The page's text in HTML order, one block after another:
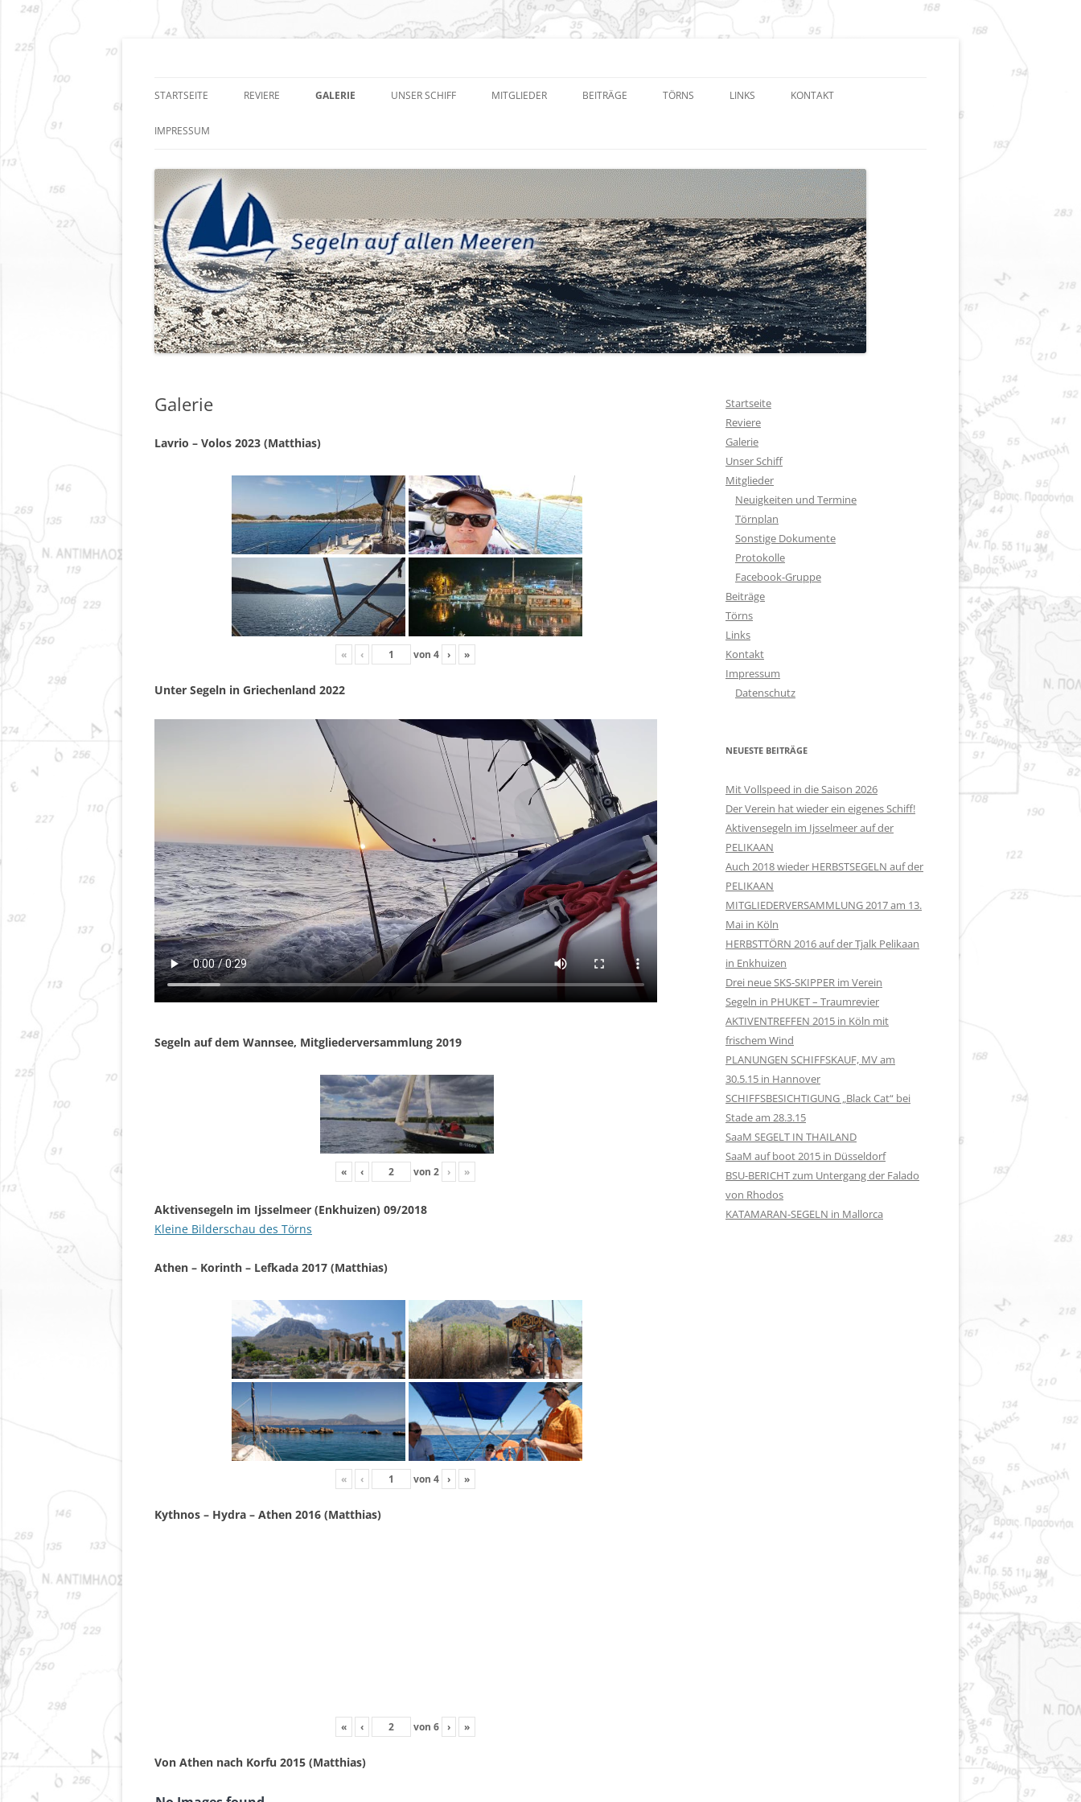
STARTSEITE REVIERE GALERIE UNSER SCHIFF MITGLIEDER
SONSTIGE DOKUMENTE
PROTOKOLLE
FACEBOOK-GRUPPE
BEITRÄGE TÖRNS LINKS KONTAKT
IMPRESSUM
Galerie
Lavrio – Volos 2023 (Matthias)
« ‹ von4 › »
Unter Segeln in Griechenland 2022
Segeln auf dem Wannsee, Mitgliederversammlung 2019
« ‹ von2 › »
Aktivensegeln im Ijsselmeer (Enkhuizen) 09/2018
Kleine Bilderschau des Törns
Athen – Korinth – Lefkada 2017 (Matthias)
« ‹ von4 › »
Kythnos – Hydra – Athen 2016 (Matthias)
« ‹ von6 › »
Von Athen nach Korfu 2015 (Matthias)
Startseite
Reviere
Galerie
Unser Schiff
Mitglieder
Neuigkeiten und Termine
Törnplan
Sonstige Dokumente
Protokolle
Facebook-Gruppe
Beiträge
Törns
Links
Kontakt
Impressum
Datenschutz
NEUESTE BEITRÄGE
Mit Vollspeed in die Saison 2026
Der Verein hat wieder ein eigenes Schiff!
Aktivensegeln im Ijsselmeer auf der
PELIKAAN
Auch 2018 wieder HERBSTSEGELN auf der
PELIKAAN
MITGLIEDERVERSAMMLUNG 2017 am 13.
Mai in Köln
HERBSTTÖRN 2016 auf der Tjalk Pelikaan
in Enkhuizen
Drei neue SKS-SKIPPER im Verein
Segeln in PHUKET – Traumrevier
AKTIVENTREFFEN 2015 in Köln mit
frischem Wind
PLANUNGEN SCHIFFSKAUF, MV am
30.5.15 in Hannover
SCHIFFSBESICHTIGUNG „Black Cat“ bei
Stade am 28.3.15
SaaM SEGELT IN THAILAND
SaaM auf boot 2015 in Düsseldorf
BSU-BERICHT zum Untergang der Falado
von Rhodos
KATAMARAN-SEGELN in Mallorca